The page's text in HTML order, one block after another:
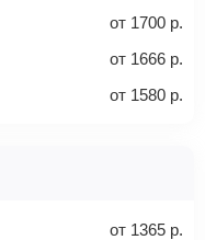
от 1700 р.
от 1666 р.
от 1580 р.
от 1365 р.